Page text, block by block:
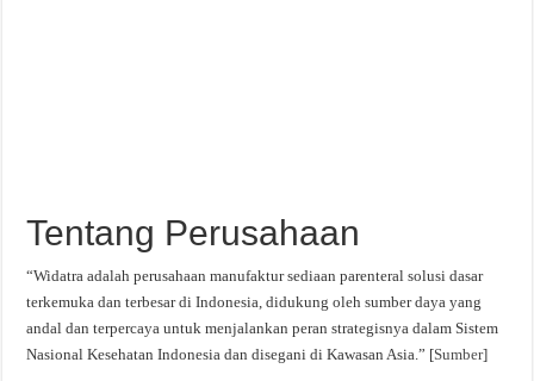
Tentang Perusahaan
“Widatra adalah perusahaan manufaktur sediaan parenteral solusi dasar
terkemuka dan terbesar di Indonesia, didukung oleh sumber daya yang
andal dan terpercaya untuk menjalankan peran strategisnya dalam Sistem
Nasional Kesehatan Indonesia dan disegani di Kawasan Asia.” [Sumber]